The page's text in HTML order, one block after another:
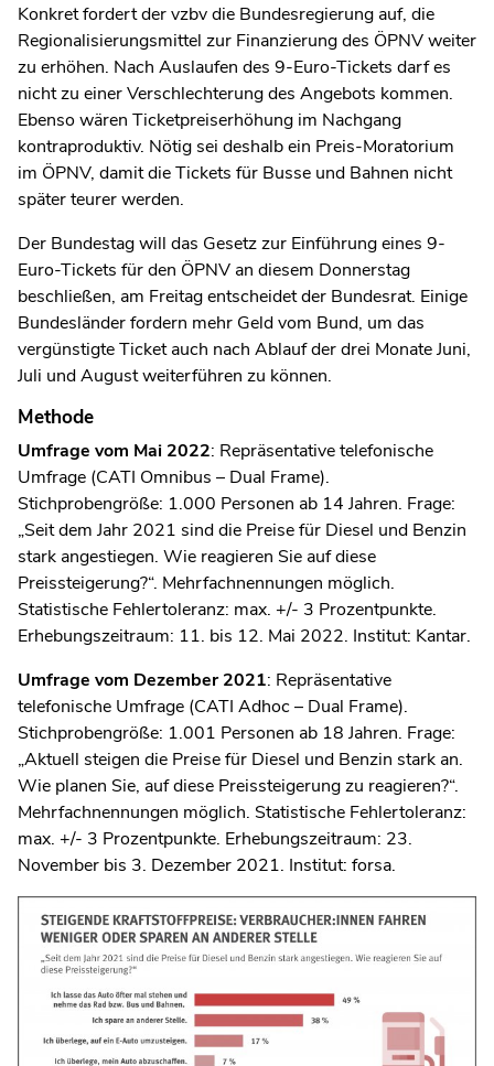
Konkret fordert der vzbv die Bundesregierung auf, die
Regionalisierungsmittel zur Finanzierung des ÖPNV weiter
zu erhöhen. Nach Auslaufen des 9-Euro-Tickets darf es
nicht zu einer Verschlechterung des Angebots kommen.
Ebenso wären Ticketpreiserhöhung im Nachgang
kontraproduktiv. Nötig sei deshalb ein Preis-Moratorium
im ÖPNV, damit die Tickets für Busse und Bahnen nicht
später teurer werden.
Der Bundestag will das Gesetz zur Einführung eines 9-
Euro-Tickets für den ÖPNV an diesem Donnerstag
beschließen, am Freitag entscheidet der Bundesrat. Einige
Bundesländer fordern mehr Geld vom Bund, um das
vergünstigte Ticket auch nach Ablauf der drei Monate Juni,
Juli und August weiterführen zu können.
Methode
Umfrage vom Mai 2022: Repräsentative telefonische
Umfrage (CATI Omnibus – Dual Frame).
Stichprobengröße: 1.000 Personen ab 14 Jahren. Frage:
„Seit dem Jahr 2021 sind die Preise für Diesel und Benzin
stark angestiegen. Wie reagieren Sie auf diese
Preissteigerung?“. Mehrfachnennungen möglich.
Statistische Fehlertoleranz: max. +/- 3 Prozentpunkte.
Erhebungszeitraum: 11. bis 12. Mai 2022. Institut: Kantar.
Umfrage vom Dezember 2021: Repräsentative
telefonische Umfrage (CATI Adhoc – Dual Frame).
Stichprobengröße: 1.001 Personen ab 18 Jahren. Frage:
„Aktuell steigen die Preise für Diesel und Benzin stark an.
Wie planen Sie, auf diese Preissteigerung zu reagieren?“.
Mehrfachnennungen möglich. Statistische Fehlertoleranz:
max. +/- 3 Prozentpunkte. Erhebungszeitraum: 23.
November bis 3. Dezember 2021. Institut: forsa.